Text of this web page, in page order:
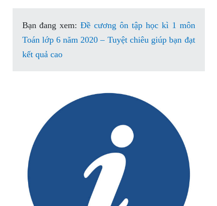
Bạn đang xem:Đề cương ôn tập học kì 1 môn
Toán lớp 6 năm 2020 – Tuyệt chiêu giúp bạn đạt
kết quả cao